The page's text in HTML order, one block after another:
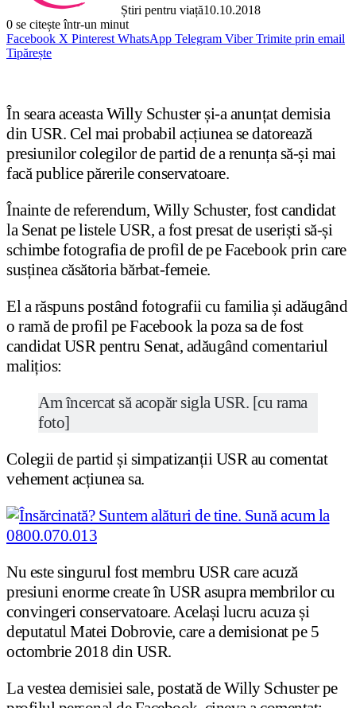
Știri pentru viață10.10.2018
0 se citește într-un minut
Facebook X Pinterest WhatsApp Telegram Viber Trimite prin email
Tipărește
În seara aceasta Willy Schuster și-a anunțat demisia
din USR. Cel mai probabil acțiunea se datorează
presiunilor colegilor de partid de a renunța să-și mai
facă publice părerile conservatoare.
Înainte de referendum, Willy Schuster, fost candidat
la Senat pe listele USR, a fost presat de useriști să-și
schimbe fotografia de profil de pe Facebook prin care
susținea căsătoria bărbat-femeie.
El a răspuns postând fotografii cu familia și adăugând
o ramă de profil pe Facebook la poza sa de fost
candidat USR pentru Senat, adăugând comentariul
malițios:
Am încercat să acopăr sigla USR. [cu rama
foto]
Colegii de partid și simpatizanții USR au comentat
vehement acțiunea sa.
Nu este singurul fost membru USR care acuză
presiuni enorme create în USR asupra membrilor cu
convingeri conservatoare. Același lucru acuza și
deputatul Matei Dobrovie, care a demisionat pe 5
octombrie 2018 din USR.
La vestea demisiei sale, postată de Willy Schuster pe